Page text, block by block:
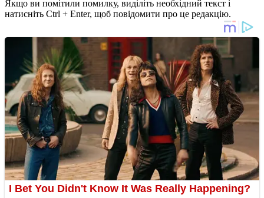
Якщо ви помітили помилку, виділіть необхідний текст і
натисніть Ctrl + Enter, щоб повідомити про це редакцію.